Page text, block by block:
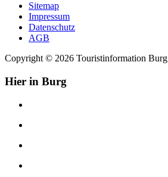
Sitemap
Impressum
Datenschutz
AGB
Copyright © 2026 Touristinformation Burg
Hier in Burg